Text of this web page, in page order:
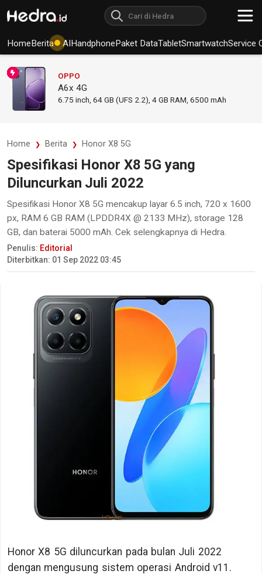
HomeBerita AIHandphonePaket DataTabletSmartwatchService
OPPO
A6x 4G
6.75 inch, 64 GB (UFS 2.2), 4 GB RAM 6500 mAh
Home Berita Honor X8 5G
Spesifikasi Honor X8 5G yang
Diluncurkan Juli 2022
Spesifikasi Honor X8 5G mencakup layar 6.5 inch, 720 x 1600
px, RAM 6 GB RAM (LPDDR4X @ 2133 MHz), storage 128
GB, dan baterai 5000 mAh. Cek selengkapnya di Hedra.
Penulis: Editorial
Diterbitkan: 01 Sep 2022 03:45
Honor X8 5G diluncurkan pada bulan Juli 2022
dengan mengusung sistem operasi Android v11.